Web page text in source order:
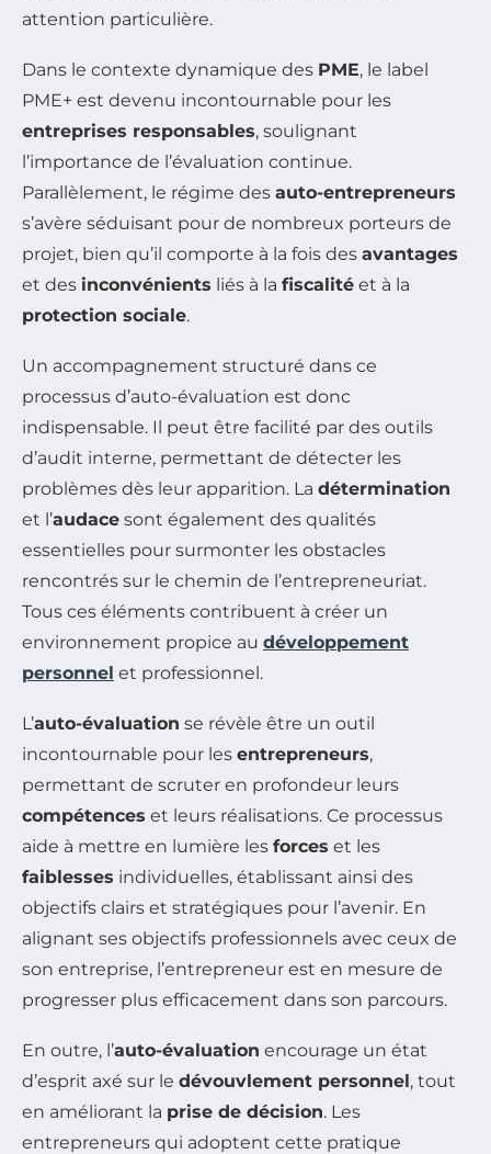
attention particulière.
Dans le contexte dynamique des PME, le label
PME+ est devenu incontournable pour les
entreprises responsables, soulignant
l’importance de l’évaluation continue.
Parallèlement, le régime des auto-entrepreneurs
s’avère séduisant pour de nombreux porteurs de
projet, bien qu’il comporte à la fois des avantages
et des inconvénients liés à la fiscalité et à la
protection sociale.
Un accompagnement structuré dans ce
processus d’auto-évaluation est donc
indispensable. Il peut être facilité par des outils
d’audit interne, permettant de détecter les
problèmes dès leur apparition. La détermination
et l’audace sont également des qualités
essentielles pour surmonter les obstacles
rencontrés sur le chemin de l’entrepreneuriat.
Tous ces éléments contribuent à créer un
environnement propice au développement
personnel et professionnel.
L’auto-évaluation se révèle être un outil
incontournable pour les entrepreneurs,
permettant de scruter en profondeur leurs
compétences et leurs réalisations. Ce processus
aide à mettre en lumière les forces et les
faiblesses individuelles, établissant ainsi des
objectifs clairs et stratégiques pour l’avenir. En
alignant ses objectifs professionnels avec ceux de
son entreprise, l’entrepreneur est en mesure de
progresser plus efficacement dans son parcours.
En outre, l’auto-évaluation encourage un état
d’esprit axé sur le dévouvlement personnel, tout
en améliorant la prise de décision. Les
entrepreneurs qui adoptent cette pratique